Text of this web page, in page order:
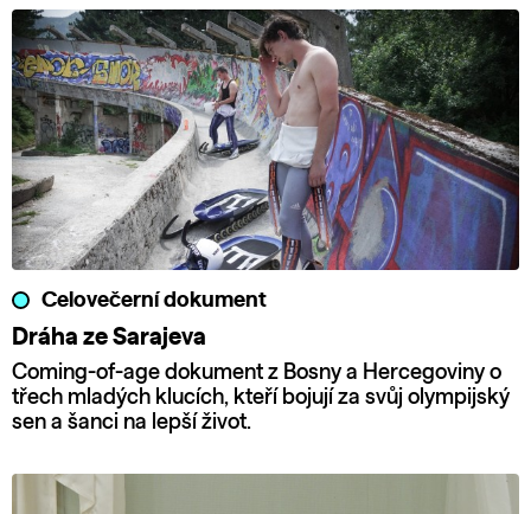
Celovečerní dokument
Dráha ze Sarajeva
Coming-of-age dokument z Bosny a Hercegoviny o
třech mladých klucích, kteří bojují za svůj olympijský
sen a šanci na lepší život.